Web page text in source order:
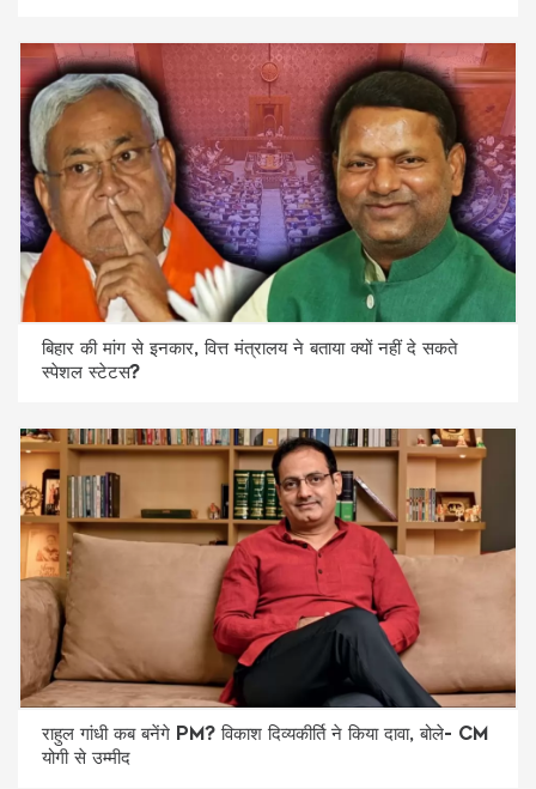
बिहार की मांग से इनकार, वित्त मंत्रालय ने बताया क्यों नहीं दे सकते
स्पेशल स्टेटस?
राहुल गांधी कब बनेंगे PM? विकाश दिव्यकीर्ति ने किया दावा, बोले- CM
योगी से उम्मीद